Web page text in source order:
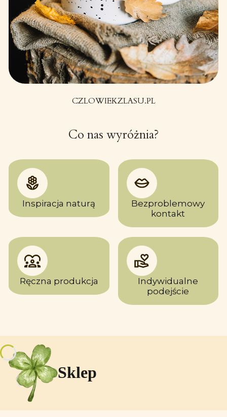
CZLOWIEKZLASU.PL
Co nas wyróżnia?
Inspiracja naturą
Bezproblemowy
kontakt
Ręczna produkcja
Indywidualne
podejście
Sklep